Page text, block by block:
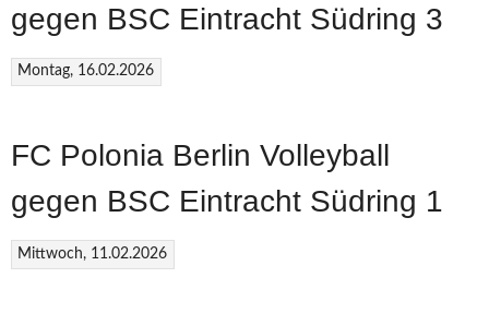
gegen BSC Eintracht Südring 3
Montag, 16.02.2026
FC Polonia Berlin Volleyball
gegen BSC Eintracht Südring 1
Mittwoch, 11.02.2026